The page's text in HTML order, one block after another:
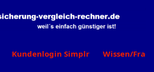
Kundenlogin Simplr Wissen/